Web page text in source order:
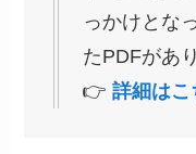
っかけとな
たPDFがあ
👉詳細はこ